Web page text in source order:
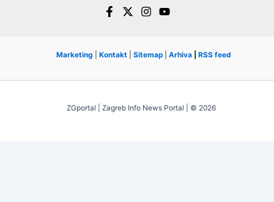
Marketing Kontakt Sitemap Arhiva RSS feed
ZGportal | Zagreb Info News Portal | © 2026